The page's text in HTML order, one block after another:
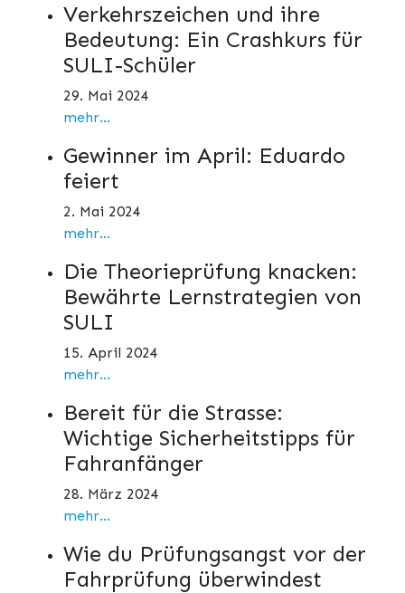
Verkehrszeichen und ihre
Bedeutung: Ein Crashkurs für
SULI-Schüler
29. Mai 2024
mehr...
Gewinner im April: Eduardo
feiert
2. Mai 2024
mehr...
Die Theorieprüfung knacken:
Bewährte Lernstrategien von
SULI
15. April 2024
mehr...
Bereit für die Strasse:
Wichtige Sicherheitstipps für
Fahranfänger
28. März 2024
mehr...
Wie du Prüfungsangst vor der
Fahrprüfung überwindest